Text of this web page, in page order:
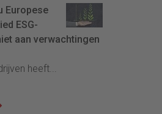
Europese
ESG-
aan verwachtingen
heeft...